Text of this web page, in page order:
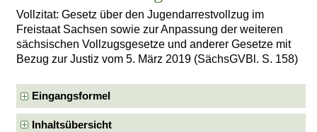
Vollzitat: Gesetz über den Jugendarrestvollzug im
Freistaat Sachsen sowie zur Anpassung der weiteren
sächsischen Vollzugsgesetze und anderer Gesetze mit
Bezug zur Justiz vom 5. März 2019 (SächsGVBl. S. 158)
Eingangsformel
Inhaltsübersicht